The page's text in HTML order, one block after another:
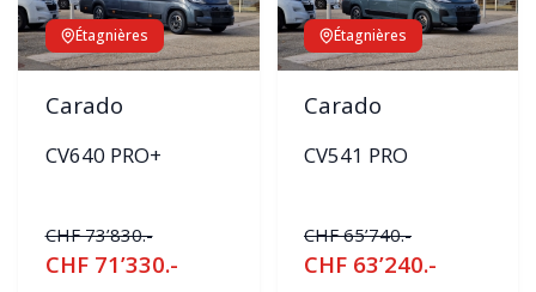
Étagnières
Carado
CV640 PRO+
CHF 73’830.-
CHF 71’330.-
Étagnières
Carado
CV541 PRO
CHF 65’740.-
CHF 63’240.-